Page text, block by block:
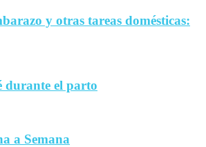
y otras tareas domésticas:
durante el parto
a Semana